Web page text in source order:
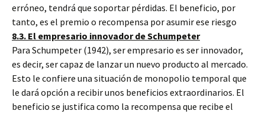
erróneo, tendrá que soportar pérdidas. El beneficio, por
tanto, es el premio o recompensa por asumir ese riesgo
8.3. El empresario innovador de Schumpeter
Para Schumpeter (1942), ser empresario es ser innovador,
es decir, ser capaz de lanzar un nuevo producto al mercado.
Esto le confiere una situación de monopolio temporal que
le dará opción a recibir unos beneficios extraordinarios. El
beneficio se justifica como la recompensa que recibe el